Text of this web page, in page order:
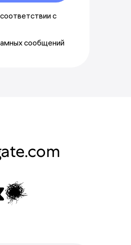
с
сообщений